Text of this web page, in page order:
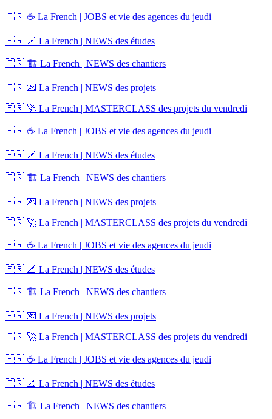
🇫🇷 ☕ La French | JOBS et vie des agences du jeudi
🇫🇷 📐 La French | NEWS des études
🇫🇷 🏗️ La French | NEWS des chantiers
🇫🇷 💌 La French | NEWS des projets
🇫🇷 🚀 La French | MASTERCLASS des projets du vendredi
🇫🇷 ☕ La French | JOBS et vie des agences du jeudi
🇫🇷 📐 La French | NEWS des études
🇫🇷 🏗️ La French | NEWS des chantiers
🇫🇷 💌 La French | NEWS des projets
🇫🇷 🚀 La French | MASTERCLASS des projets du vendredi
🇫🇷 ☕ La French | JOBS et vie des agences du jeudi
🇫🇷 📐 La French | NEWS des études
🇫🇷 🏗️ La French | NEWS des chantiers
🇫🇷 💌 La French | NEWS des projets
🇫🇷 🚀 La French | MASTERCLASS des projets du vendredi
🇫🇷 ☕ La French | JOBS et vie des agences du jeudi
🇫🇷 📐 La French | NEWS des études
🇫🇷 🏗️ La French | NEWS des chantiers